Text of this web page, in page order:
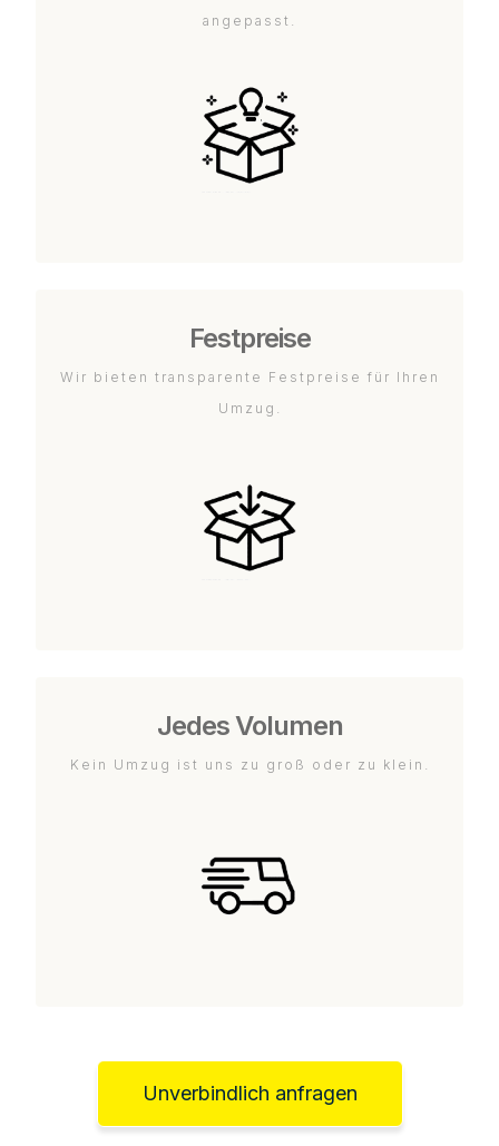
angepasst.
Festpreise
Wir bieten transparente Festpreise für Ihren
Umzug.
Jedes Volumen
Kein Umzug ist uns zu groß oder zu klein.
Unverbindlich anfragen